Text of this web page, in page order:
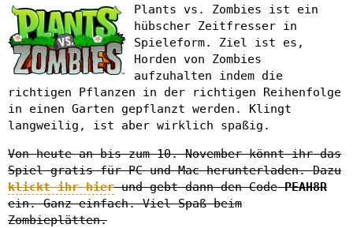
Plants vs. Zombies ist ein
hübscher Zeitfresser in
Spieleform. Ziel ist es,
Horden von Zombies
aufzuhalten indem die
richtigen Pflanzen in der richtigen Reihenfolge
in einen Garten gepflanzt werden. Klingt
langweilig, ist aber wirklich spaßig.
Von heute an bis zum 10. November könnt ihr das
Spiel gratis für PC und Mac herunterladen. Dazu
klickt ihr hierund gebt dann den CodePEAH8R
ein. Ganz einfach. Viel Spaß beim
Zombieplätten.